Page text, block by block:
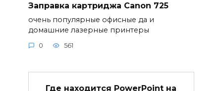
Заправка картриджа Canon 725
очень популярные офисные да и
домашние лазерные принтеры
0 561
Где находится PowerPoint на